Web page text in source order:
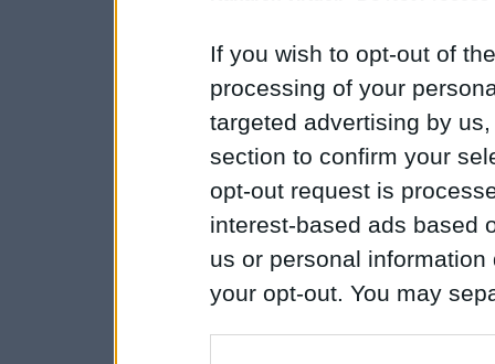
If you wish to opt-out of
processing of your
targeted advertising by
section to confirm your
opt-out request is
interest-based ads based
us or personal
your opt-out. You may